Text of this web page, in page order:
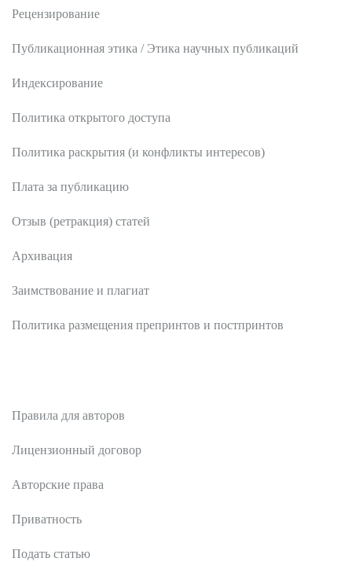
Рецензирование
Публикационная этика / Этика научных публикаций
Индексирование
Политика открытого доступа
Политика раскрытия (и конфликты интересов)
Плата за публикацию
Отзыв (ретракция) статей
Архивация
Заимствование и плагиат
Политика размещения препринтов и постпринтов
Правила для авторов
Лицензионный договор
Авторские права
Приватность
Подать статью